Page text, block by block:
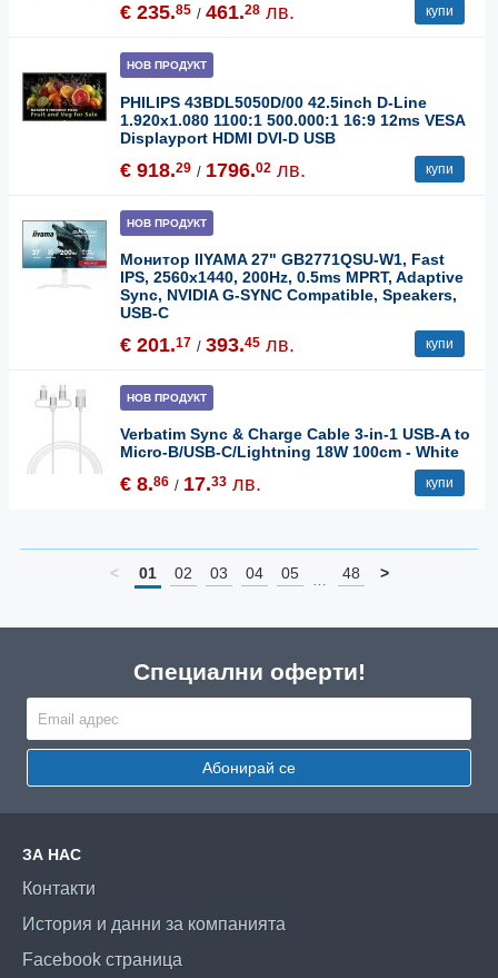
€ 235.85 / 461.28 лв. купи
НОВ ПРОДУКТ
PHILIPS 43BDL5050D/00 42.5inch D-Line
1.920x1.080 1100:1 500.000:1 16:9 12ms VESA
Displayport HDMI DVI-D USB
€ 918.29 / 1796.02 лв. купи
НОВ ПРОДУКТ
Монитор IIYAMA 27" GB2771QSU-W1, Fast
IPS, 2560x1440, 200Hz, 0.5ms MPRT, Adaptive
Sync, NVIDIA G-SYNC Compatible, Speakers,
USB-C
€ 201.17 / 393.45 лв. купи
НОВ ПРОДУКТ
Verbatim Sync & Charge Cable 3-in-1 USB-A to
Micro-B/USB-C/Lightning 18W 100cm - White
€ 8.86 / 17.33 лв. купи
< 01 02 03 04 05 … 48 >
Специални оферти!
Абонирай се
ЗА НАС
Контакти
История и данни за компанията
Facebook страница